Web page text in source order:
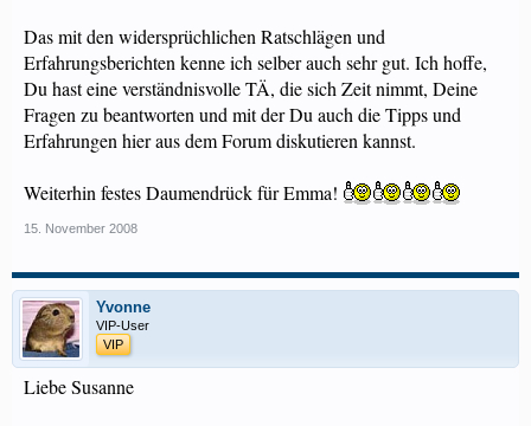
Das mit den widersprüchlichen Ratschlägen und
Erfahrungsberichten kenne ich selber auch sehr gut. Ich hoffe,
Du hast eine verständnisvolle TÄ, die sich Zeit nimmt, Deine
Fragen zu beantworten und mit der Du auch die Tipps und
Erfahrungen hier aus dem Forum diskutieren kannst.
Weiterhin festes Daumendrück für Emma!
15. November 2008
Yvonne
VIP-User
VIP
Liebe Susanne